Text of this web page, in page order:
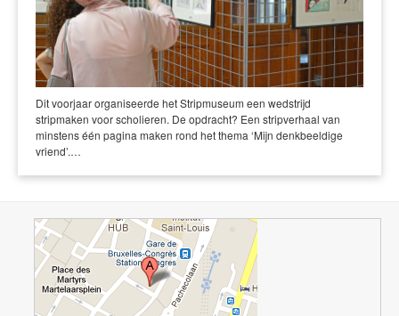
Dit voorjaar organiseerde het Stripmuseum een wedstrijd
stripmaken voor scholieren. De opdracht? Een stripverhaal van
minstens één pagina maken rond het thema ‘Mijn denkbeeldige
vriend’.…